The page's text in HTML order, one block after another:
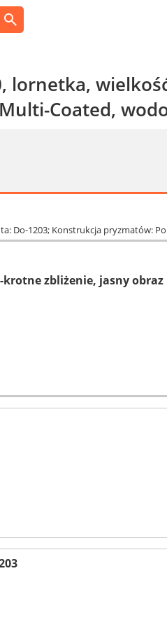
lornetka,
Coated,
Do-1203; Konstrukcja pryzmatów:
krotne zbliżenie, jasny obraz